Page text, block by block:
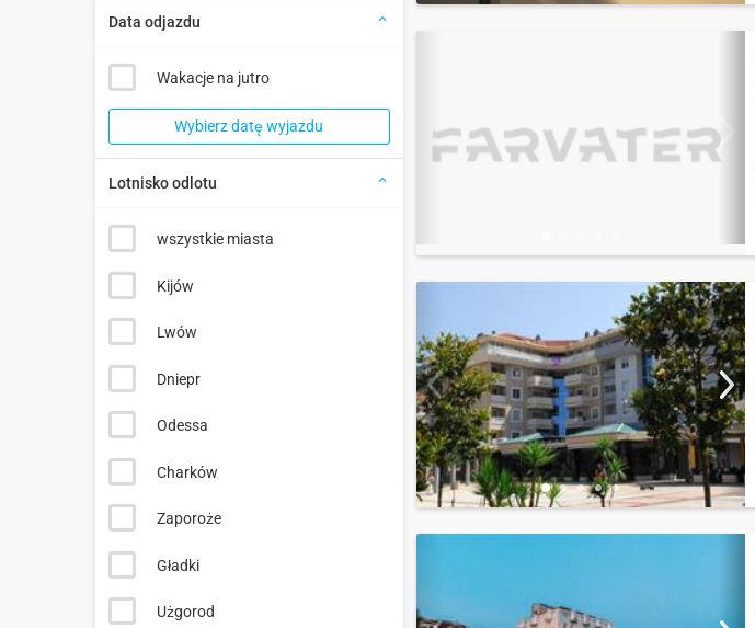
Data odjazdu
Wakacje na jutro
Wybierz datę wyjazdu
Lotnisko odlotu
wszystkie miasta
Kijów
Lwów
Dniepr
Odessa
Charków
Zaporoże
Gładki
Użgorod